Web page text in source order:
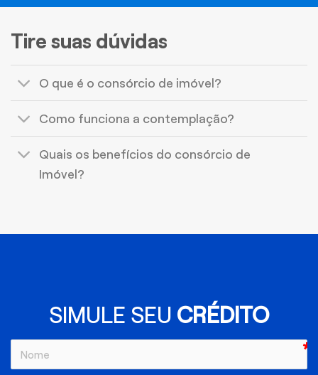
Tire suas dúvidas
O que é o consórcio de imóvel?
Como funciona a contemplação?
Quais os benefícios do consórcio de
Imóvel?
SIMULE SEU CRÉDITO